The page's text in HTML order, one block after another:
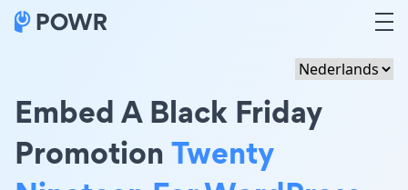
Embed A Black Friday
PromotionTwenty